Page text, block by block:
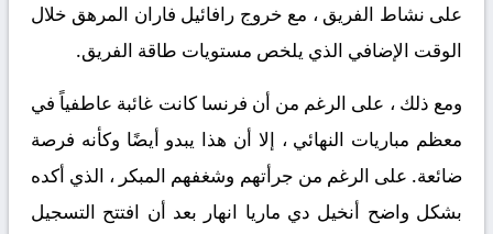
على نشاط الفريق ، مع خروج رافائيل فاران المرهق خلال
الوقت الإضافي الذي يلخص مستويات طاقة الفريق.
ومع ذلك ، على الرغم من أن فرنسا كانت غائبة عاطفياً في
معظم مباريات النهائي ، إلا أن هذا يبدو أيضًا وكأنه فرصة
ضائعة. على الرغم من جرأتهم وشغفهم المبكر ، الذي أكده
بشكل واضح أنخيل دي ماريا انهار بعد أن افتتح التسجيل